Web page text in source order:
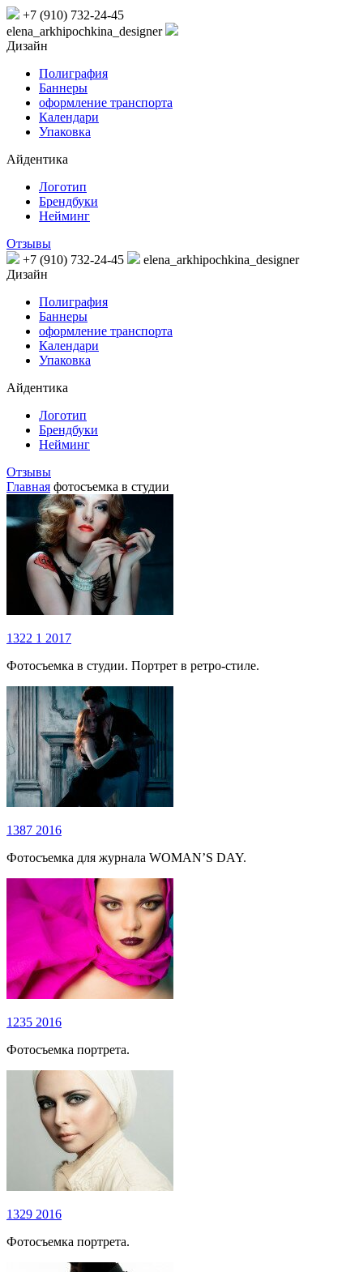
+7 (910) 732-24-45
elena_arkhipochkina_designer
Дизайн
Полиграфия
Баннеры
оформление транспорта
Календари
Упаковка
Айдентика
Логотип
Брендбуки
Нейминг
Отзывы
+7 (910) 732-24-45
elena_arkhipochkina_designer
Дизайн
Полиграфия
Баннеры
оформление транспорта
Календари
Упаковка
Айдентика
Логотип
Брендбуки
Нейминг
Отзывы
Главная фотосъемка в студии
1322 1 2017
Фотосъемка в студии. Портрет в ретро-стиле.
1387 2016
Фотосъемка для журнала WOMAN’S DAY.
1235 2016
Фотосъемка портрета.
1329 2016
Фотосъемка портрета.